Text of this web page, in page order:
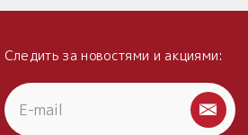
Следить за новостями и акциями: